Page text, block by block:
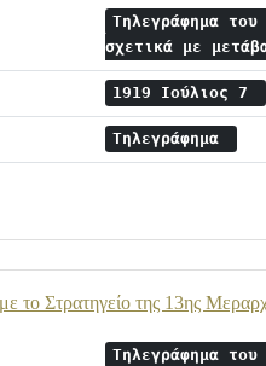
Τηλεγράφημα
σχετικά με
1919 Ιούλιος 7
Τηλεγράφημα
το Στρατηγείο της 13ης
Τηλεγράφημα